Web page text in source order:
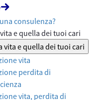
consulenza?
e quella dei tuoi cari
vita e quella dei tuoi cari
vita
perdita di
vita, perdita di